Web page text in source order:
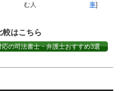
む人
事]
はこちら
の司法書士・弁護士おすすめ3選